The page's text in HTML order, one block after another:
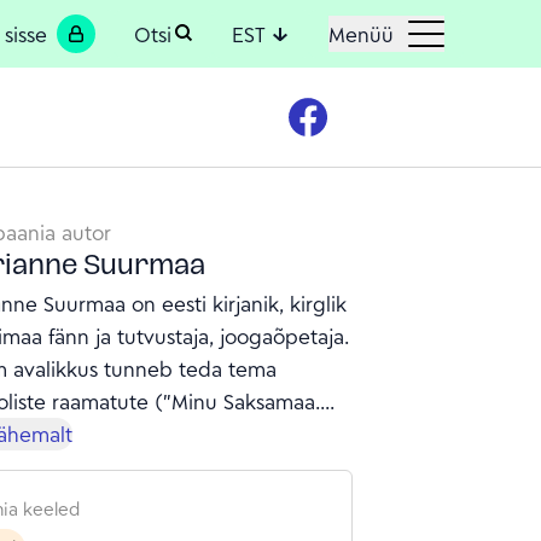
Otsi EST Menüü
autor
Suurmaa
Suurmaa on eesti kirjanik, kirglik
fänn ja tutvustaja, joogaõpetaja.
avalikkus tunneb teda tema
raamatute ("Minu Saksamaa.
Petrone Print, 2016 ja "MAA
VAHEL. Ma julgen... elada!", Hea
kirjastus, 2024) ning osalemise
meedias kajastust leidnud
keeled